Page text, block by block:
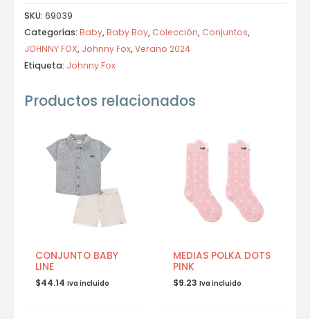
SKU: 69039
Categorías: Baby,Baby Boy, Colección, Conjuntos,
JOHNNY FOX, Johnny Fox,Verano 2024
Etiqueta: Johnny Fox
Productos relacionados
CONJUNTO BABY
LINE
$44.14 Iva incluido
MEDIAS POLKA DOTS
PINK
$9.23 Iva incluido